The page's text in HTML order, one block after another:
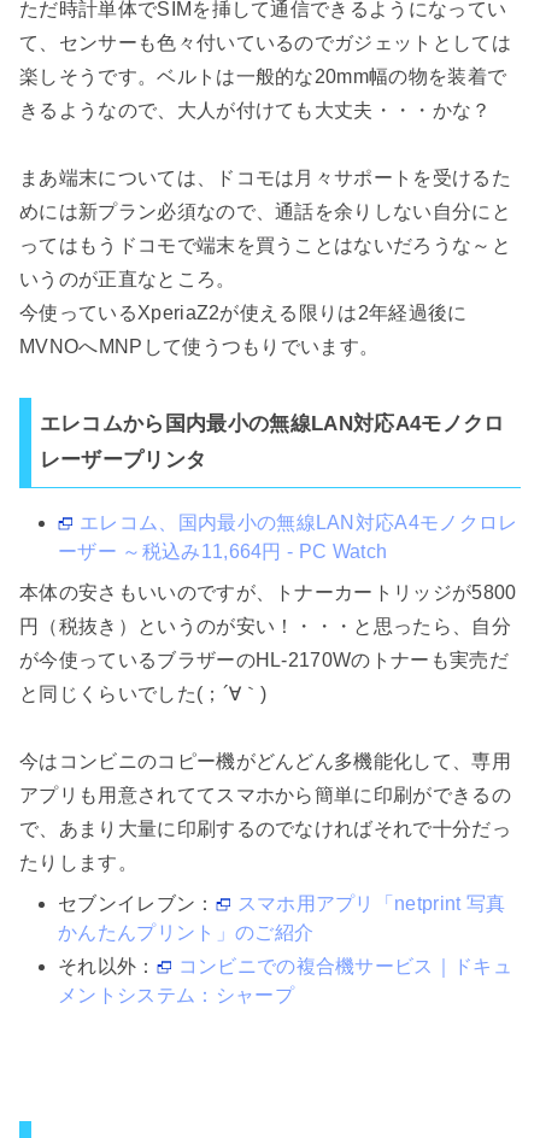
ただ時計単体でSIMを挿して通信できるようになってい
て、センサーも色々付いているのでガジェットとしては
楽しそうです。ベルトは一般的な20mm幅の物を装着で
きるようなので、大人が付けても大丈夫・・・かな？
まあ端末については、ドコモは月々サポートを受けるた
めには新プラン必須なので、通話を余りしない自分にと
ってはもうドコモで端末を買うことはないだろうな～と
いうのが正直なところ。
今使っているXperiaZ2が使える限りは2年経過後に
MVNOへMNPして使うつもりでいます。
エレコムから国内最小の無線LAN対応A4モノクロ
レーザープリンタ
エレコム、国内最小の無線LAN対応A4モノクロレ
ーザー ～税込み11,664円 - PC Watch
本体の安さもいいのですが、トナーカートリッジが5800
円（税抜き）というのが安い！・・・と思ったら、自分
が今使っているブラザーのHL-2170Wのトナーも実売だ
と同じくらいでした(；´∀｀)
今はコンビニのコピー機がどんどん多機能化して、専用
アプリも用意されててスマホから簡単に印刷ができるの
で、あまり大量に印刷するのでなければそれで十分だっ
たりします。
セブンイレブン：
スマホ用アプリ「netprint 写真
かんたんプリント」のご紹介
それ以外：
コンビニでの複合機サービス｜ドキュ
メントシステム：シャープ